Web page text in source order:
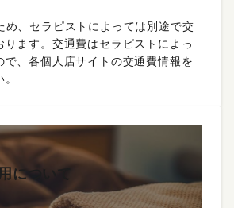
め、セラピストによっては別途で交
ります。交通費はセラピストによっ
で、各個人店サイトの交通費情報を
について